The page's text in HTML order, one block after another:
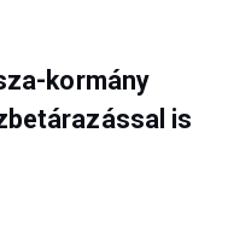
kormány
is